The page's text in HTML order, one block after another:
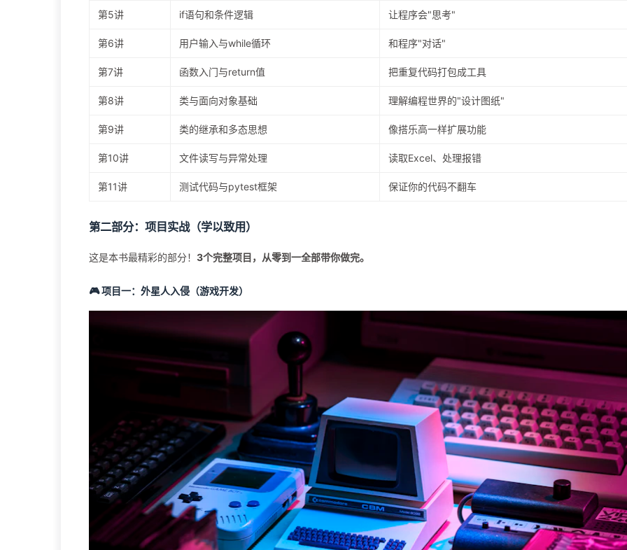
第5讲 if语句和条件逻辑 让程序会"思考"
第6讲 用户输入与while循环 和程序"对话"
第7讲 函数入门与return值 把重复代码打包成工具
第8讲 类与面向对象基础 理解编程世界的"设计图纸"
第9讲 类的继承和多态思想 像搭乐高一样扩展功能
第10讲 文件读写与异常处理 读取Excel、处理报错
第11讲 测试代码与pytest框架 保证你的代码不翻车
第二部分：项目实战（学以致用）
这是本书最精彩的部分！ 3个完整项目，从零到一全部带你做完。
🎮 项目一：外星人入侵（游戏开发）